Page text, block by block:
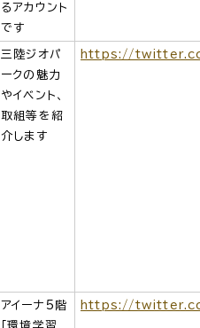
るアカウント
です
三陸ジオパ
ークの魅力
やイベント、
取組等を紹
介します
https://
アイーナ5階
「環境学習
https://